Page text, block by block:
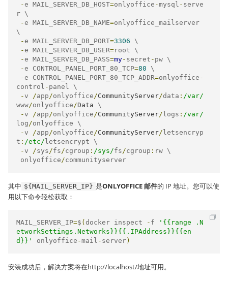
-e MAIL_SERVER_DB_HOST=onlyoffice -mysql - serve
r \
-e MAIL_SERVER_DB_NAME=onlyoffice_mailserver
\
-e MAIL_SERVER_DB_PORT=3306 \
-e MAIL_SERVER_DB_USER=root \
-e MAIL_SERVER_DB_PASS=my- secret - pw \
-e CONTROL_PANEL_PORT_80_TCP=80 \
-e CONTROL_PANEL_PORT_80_TCP_ADDR=onlyoffice -
control - panel \
-v /app/onlyoffice/CommunityServer/data : /var/
www/onlyoffice/Data \
-v /app/onlyoffice/CommunityServer/ logs : /var/
log/onlyoffice \
-v /app/onlyoffice/CommunityServer/ letsencryp
t : /etc/ letsencrypt \
-v /sys/fs/cgroup : /sys/fs/cgroup : rw \
onlyoffice/communityserver
其中 ${MAIL_SERVER_IP} 是ONLYOFFICE 邮件的 IP 地址。您可以使
用以下命令轻松获取：
MAIL_SERVER_IP=$ ( docker inspect - f
'{{range .N
etworkSettings.Networks}}{{.IPAddress}}{{en
d}}'
onlyoffice -mail - server)
安装成功后，解决方案将在http://localhost/地址可用。